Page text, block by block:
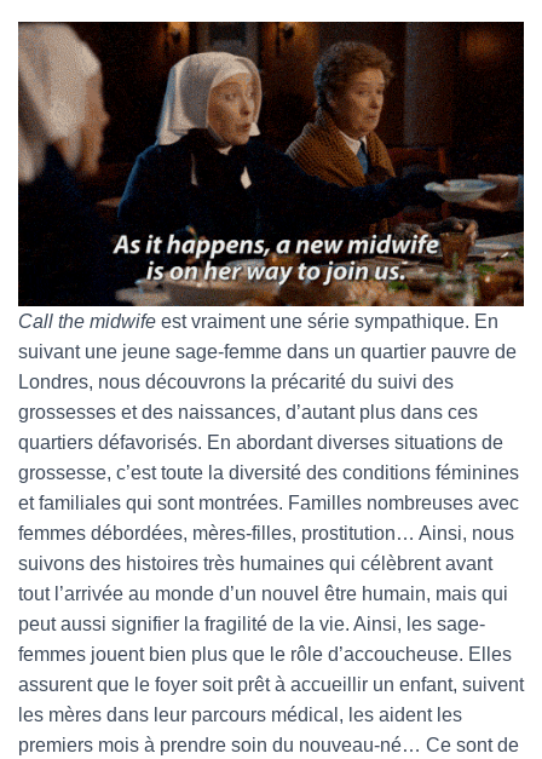
Call the midwife est vraiment une série sympathique. En
suivant une jeune sage-femme dans un quartier pauvre de
Londres, nous découvrons la précarité du suivi des
grossesses et des naissances, d’autant plus dans ces
quartiers défavorisés. En abordant diverses situations de
grossesse, c’est toute la diversité des conditions féminines
et familiales qui sont montrées. Familles nombreuses avec
femmes débordées, mères-filles, prostitution… Ainsi, nous
suivons des histoires très humaines qui célèbrent avant
tout l’arrivée au monde d’un nouvel être humain, mais qui
peut aussi signifier la fragilité de la vie. Ainsi, les sage-
femmes jouent bien plus que le rôle d’accoucheuse. Elles
assurent que le foyer soit prêt à accueillir un enfant, suivent
les mères dans leur parcours médical, les aident les
premiers mois à prendre soin du nouveau-né… Ce sont de